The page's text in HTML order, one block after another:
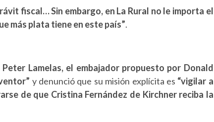
fiscal… Sin embargo, en La Rural no le importa el
más plata tiene en este país”.
Peter Lamelas, el embajador propuesto por Donald
y denunció que su misión explícita es “vigilar a
de que Cristina Fernández de Kirchner reciba la